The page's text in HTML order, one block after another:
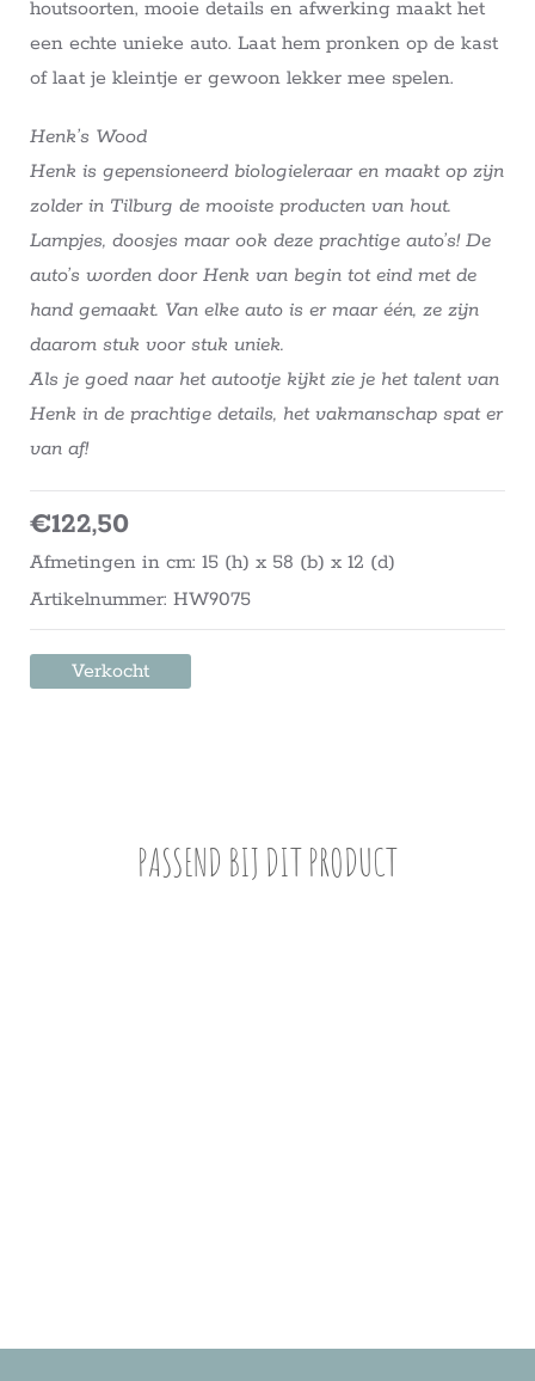
houtsoorten, mooie details en afwerking maakt het
een echte unieke auto. Laat hem pronken op de kast
of laat je kleintje er gewoon lekker mee spelen.
Henk’s Wood
Henk is gepensioneerd biologieleraar en maakt op zijn
zolder in Tilburg de mooiste producten van hout.
Lampjes, doosjes maar ook deze prachtige auto’s! De
auto’s worden door Henk van begin tot eind met de
hand gemaakt. Van elke auto is er maar één, ze zijn
daarom stuk voor stuk uniek.
Als je goed naar het autootje kijkt zie je het talent van
Henk in de prachtige details, het vakmanschap spat er
van af!
€122,50
Afmetingen in cm: 15 (h) x 58 (b) x 12 (d)
Artikelnummer: HW9075
Verkocht
PASSEND BIJ DIT PRODUCT